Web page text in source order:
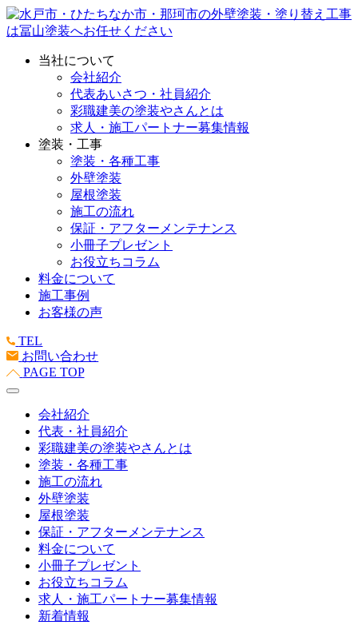
当社について
会社紹介
代表あいさつ・社員紹介
彩職建美の塗装やさんとは
求人・施工パートナー募集情報
塗装・工事
塗装・各種工事
外壁塗装
屋根塗装
施工の流れ
保証・アフターメンテナンス
小冊子プレゼント
お役立ちコラム
料金について
施工事例
お客様の声
TEL
お問い合わせ
PAGE TOP
会社紹介
代表・社員紹介
彩職建美の塗装やさんとは
塗装・各種工事
施工の流れ
外壁塗装
屋根塗装
保証・アフターメンテナンス
料金について
小冊子プレゼント
お役立ちコラム
求人・施工パートナー募集情報
新着情報